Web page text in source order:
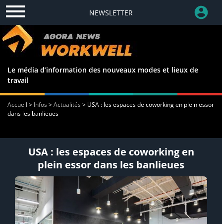
NEWSLETTER
Le média d’information des nouveaux modes et lieux de
travail
Accueil > Infos>Actualités> USA : les espaces de coworking en plein essor
dans les banlieues
USA : les espaces de coworking en
plein essor dans les banlieues